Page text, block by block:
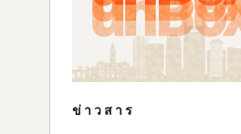
ข่าวสาร